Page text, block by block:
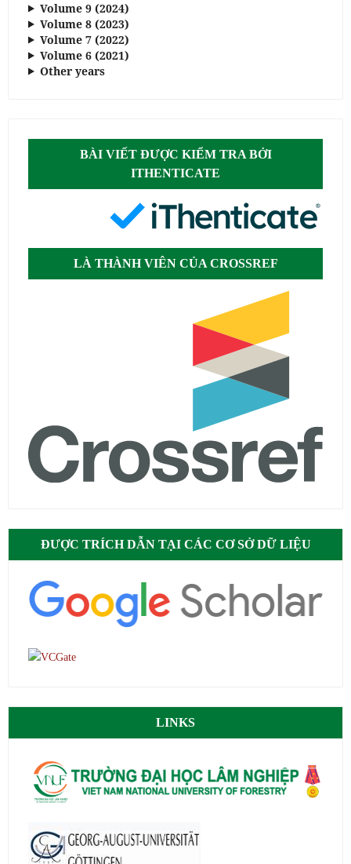
Volume 9 (2024)
Volume 8 (2023)
Volume 7 (2022)
Volume 6 (2021)
Other years
BÀI VIẾT ĐƯỢC KIỂM TRA BỞI
ITHENTICATE
LÀ THÀNH VIÊN CỦA CROSSREF
ĐƯỢC TRÍCH DẪN TẠI CÁC CƠ SỞ DỮ LIỆU
LINKS